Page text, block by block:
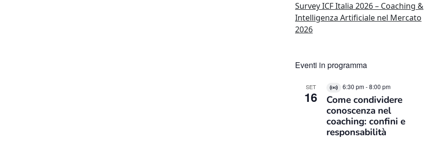
Survey ICF Italia 2026 – Coaching &
Intelligenza Artificiale nel Mercato
2026
Eventi in programma
SET
16
Virtual
Evento
6:30 pm-8:00 pm
Come condividere
conoscenza nel
coaching: confini e
responsabilità